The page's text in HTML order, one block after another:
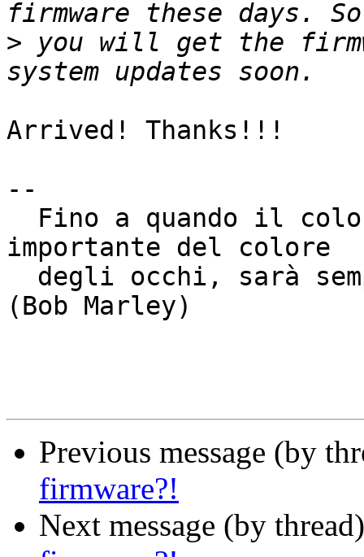
> you will get the
Arrived! Thanks!!!
--
importante del colore
(Bob Marley)
Previous message (by
firmware?!
Next message (by